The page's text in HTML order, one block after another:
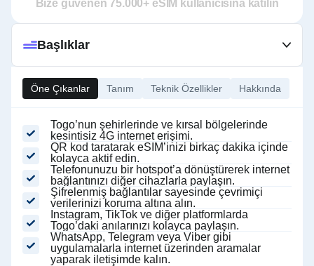
Bize güvenen 75.000+ eSIM kullanıcısına katılın
Öne Çıkanlar Tanım Teknik Özellikler Hakkında
Togo’nun şehirlerinde ve kırsal bölgelerinde
kesintisiz 4G internet erişimi.
QR kod taratarak eSIM’inizi birkaç dakika içinde
kolayca aktif edin.
Telefonunuzu bir hotspot’a dönüştürerek internet
bağlantınızı diğer cihazlarla paylaşın.
Şifrelenmiş bağlantılar sayesinde çevrimiçi
verilerinizi koruma altına alın.
Instagram, TikTok ve diğer platformlarda
Togo’daki anılarınızı kolayca paylaşın.
WhatsApp, Telegram veya Viber gibi
uygulamalarla internet üzerinden aramalar
yaparak iletişimde kalın.
Başlıklar